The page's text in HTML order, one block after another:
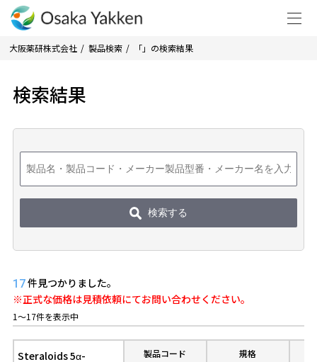
大阪薬研株式会社 製品検索 「」の検索結果
検索結果
検索する
17件見つかりました。
※正式な価格は見積依頼にてお問い合わせください。
1〜17件を表示中
Steraloids 5α-
製品コード 規格